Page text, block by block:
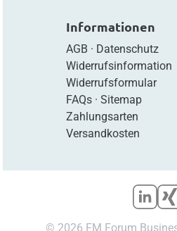
Informationen
AGB · Datenschutz
Widerrufsinformation
Widerrufsformular
FAQs· Sitemap
Zahlungsarten
Versandkosten
© 2026 FM Forum